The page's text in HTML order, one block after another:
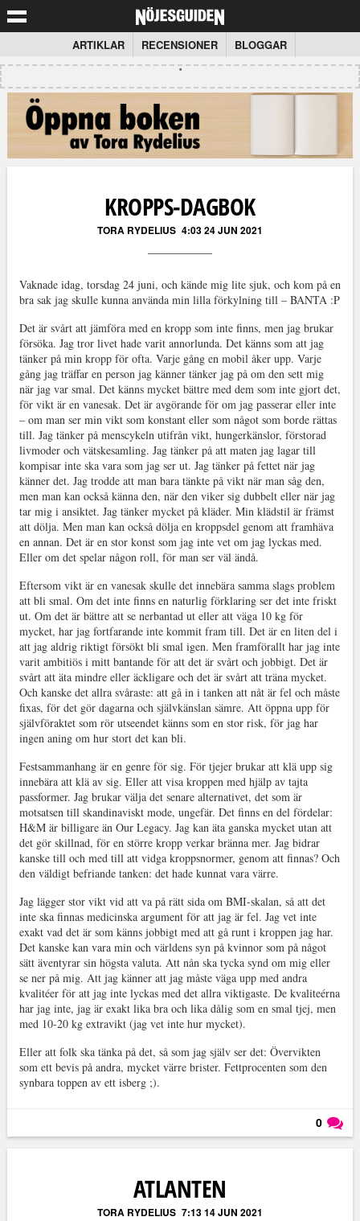
ARTIKLAR RECENSIONER BLOGGAR
KROPPS-DAGBOK
TORA RYDELIUS 4:03 24 JUN 2021
Vaknade idag, torsdag 24 juni, och kände mig lite sjuk, och kom på en
bra sak jag skulle kunna använda min lilla förkylning till – BANTA :P
Det är svårt att jämföra med en kropp som inte finns, men jag brukar
försöka. Jag tror livet hade varit annorlunda. Det känns som att jag
tänker på min kropp för ofta. Varje gång en mobil åker upp. Varje
gång jag träffar en person jag känner tänker jag på om den sett mig
när jag var smal. Det känns mycket bättre med dem som inte gjort det,
för vikt är en vanesak. Det är avgörande för om jag passerar eller inte
– om man ser min vikt som konstant eller som något som borde rättas
till. Jag tänker på menscykeln utifrån vikt, hungerkänslor, förstorad
livmoder och vätskesamling. Jag tänker på att maten jag lagar till
kompisar inte ska vara som jag ser ut. Jag tänker på fettet när jag
känner det. Jag trodde att man bara tänkte på vikt när man såg den,
men man kan också känna den, när den viker sig dubbelt eller när jag
tar mig i ansiktet. Jag tänker mycket på kläder. Min klädstil är främst
att dölja. Men man kan också dölja en kroppsdel genom att framhäva
en annan. Det är en stor konst som jag inte vet om jag lyckas med.
Eller om det spelar någon roll, för man ser väl ändå.
Eftersom vikt är en vanesak skulle det innebära samma slags problem
att bli smal. Om det inte finns en naturlig förklaring ser det inte friskt
ut. Om det är bättre att se nerbantad ut eller att väga 10 kg för
mycket, har jag fortfarande inte kommit fram till. Det är en liten del i
att jag aldrig riktigt försökt bli smal igen. Men framförallt har jag inte
varit ambitiös i mitt bantande för att det är svårt och jobbigt. Det är
svårt att äta mindre eller äckligare och det är svårt att träna mycket.
Och kanske det allra svåraste: att gå in i tanken att nåt är fel och måste
fixas, för det gör dagarna och självkänslan sämre. Att öppna upp för
självföraktet som rör utseendet känns som en stor risk, för jag har
ingen aning om hur stort det kan bli.
Festsammanhang är en genre för sig. För tjejer brukar att klä upp sig
innebära att klä av sig. Eller att visa kroppen med hjälp av tajta
passformer. Jag brukar välja det senare alternativet, det som är
motsatsen till skandinaviskt mode, ungefär. Det finns en del fördelar:
H&M är billigare än Our Legacy. Jag kan äta ganska mycket utan att
det gör skillnad, för en större kropp verkar bränna mer. Jag bidrar
kanske till och med till att vidga kroppsnormer, genom att finnas? Och
den väldigt befriande tanken: det hade kunnat vara värre.
Jag lägger stor vikt vid att va på rätt sida om BMI-skalan, så att det
inte ska finnas medicinska argument för att jag är fel. Jag vet inte
exakt vad det är som känns jobbigt med att gå runt i kroppen jag har.
Det kanske kan vara min och världens syn på kvinnor som på något
sätt äventyrar sin högsta valuta. Att nån ska tycka synd om mig eller
se ner på mig. Att jag känner att jag måste väga upp med andra
kvalitéer för att jag inte lyckas med det allra viktigaste. De kvaliteérna
har jag inte, jag är exakt lika bra och lika dålig som en smal tjej, men
med 10-20 kg extravikt (jag vet inte hur mycket).
Eller att folk ska tänka på det, så som jag själv ser det: Övervikten
som ett bevis på andra, mycket värre brister. Fettprocenten som den
synbara toppen av ett isberg ;).
0
ATLANTEN
TORA RYDELIUS 7:13 14 JUN 2021